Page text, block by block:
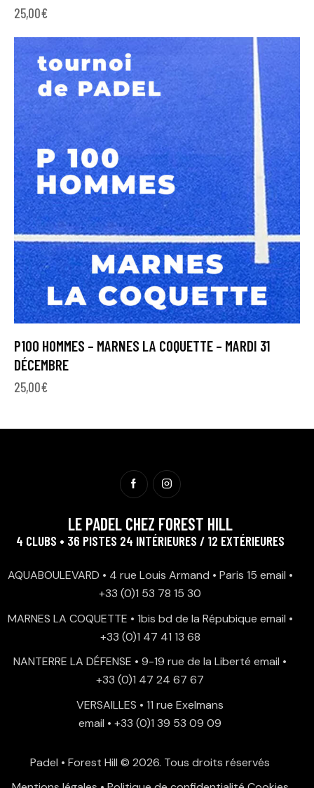
25,00€
P100 HOMMES – MARNES LA COQUETTE – MARDI 31
DÉCEMBRE
25,00€
LE PADEL CHEZ FOREST HILL
4 CLUBS • 36 PISTES 24 INTÉRIEURES / 12 EXTÉRIEURES
AQUABOULEVARD • 4 rue Louis Armand • Paris 15 email •
+33 (0)1 53 78 15 30
MARNES LA COQUETTE • 1bis bd de la Répubique email •
+33 (0)1 47 41 13 68
NANTERRE LA DÉFENSE • 9-19 rue de la Liberté email •
+33 (0)1 47 24 67 67
VERSAILLES • 11 rue Exelmans
email • +33 (0)1 39 53 09 09
Padel • Forest Hill © 2026. Tous droits réservés